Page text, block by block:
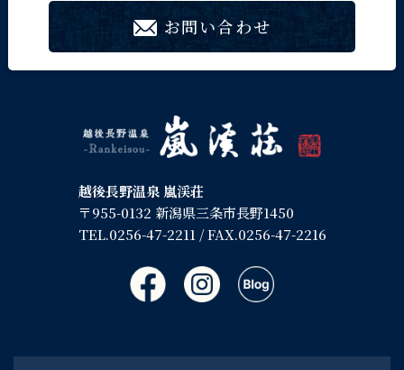
お問い合わせ
越後長野温泉 嵐渓荘
〒955-0132 新潟県三条市長野1450
TEL.0256-47-2211/ FAX.0256-47-2216